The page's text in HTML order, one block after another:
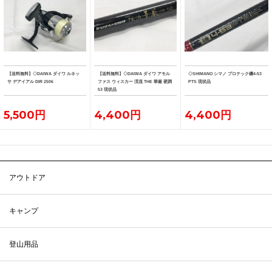
【送料無料】◇DAIWA ダイワ ルネッ
サ デアイアル DIR 2506
5,500円
【送料無料】◇DAIWA ダイワ アモル
ファス ウィスカー 渓流 THE 華厳 硬調
53 現状品
4,400円
◇SHIMANO シマノ プロテック磯4-53
PTS 現状品
4,400円
アウトドア
キャンプ
登山用品